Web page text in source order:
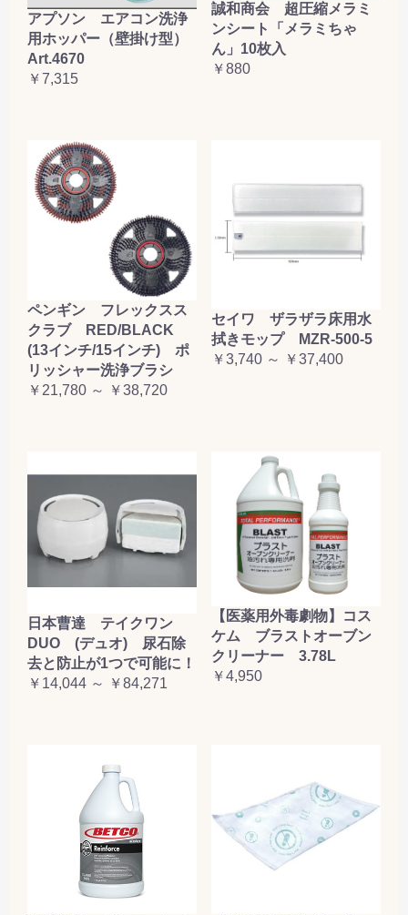
アプソン エアコン洗浄
用ホッパー（壁掛け型）
Art.4670
￥7,315
誠和商会 超圧縮メラミ
ンシート「メラミちゃ
ん」10枚入
￥880
ペンギン フレックスス
クラブ RED/BLACK
(13インチ/15インチ) ポ
リッシャー洗浄ブラシ
￥21,780 ～ ￥38,720
セイワ ザラザラ床用水
拭きモップ MZR-500-5
￥3,740 ～ ￥37,400
日本曹達 テイクワン
DUO (デュオ) 尿石除
去と防止が1つで可能に！
￥14,044 ～ ￥84,271
【医薬用外毒劇物】コス
ケム ブラストオーブン
クリーナー 3.78L
￥4,950